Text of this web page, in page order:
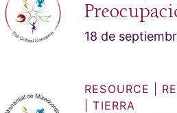
18 de
RESOURCE
TIERRA